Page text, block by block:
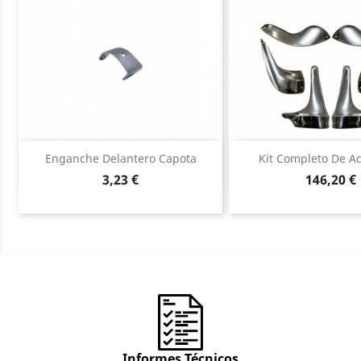
Enganche Delantero Capota
Precio
3,23 €
Vista rápida Kit Completo De
Precio
146,20 €
Vista